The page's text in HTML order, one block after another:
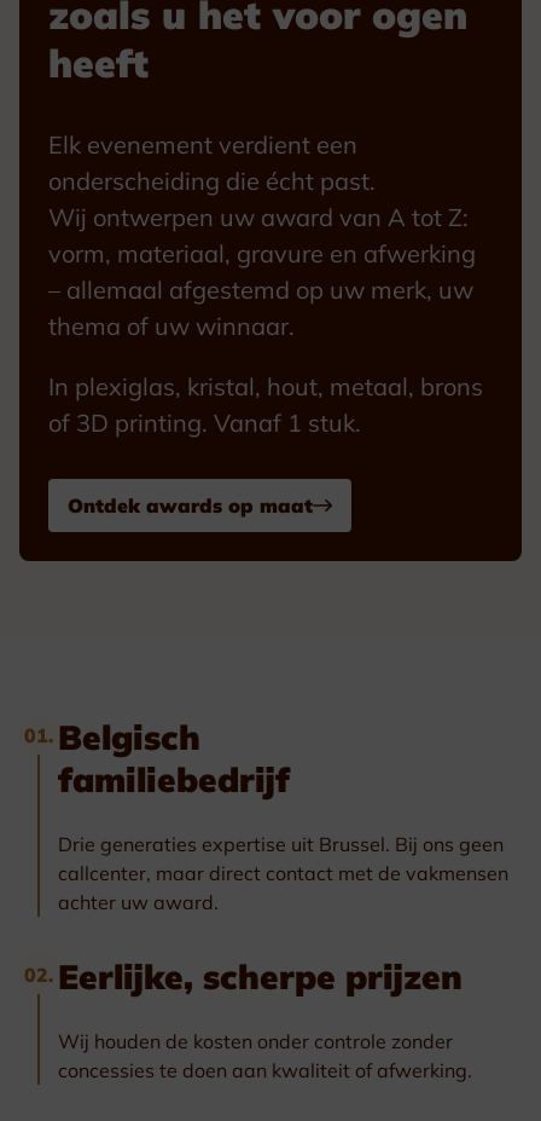
zoals u het voor ogen
heeft
Elk evenement verdient een
onderscheiding die écht past.
Wij ontwerpen uw award van A tot Z:
vorm, materiaal, gravure en afwerking
– allemaal afgestemd op uw merk, uw
thema of uw winnaar.
In plexiglas, kristal, hout, metaal, brons
of 3D printing. Vanaf 1 stuk.
Ontdek awards op maat
01. Belgisch
familiebedrijf
Drie generaties expertise uit Brussel. Bij ons geen
callcenter, maar direct contact met de vakmensen
achter uw award.
02. Eerlijke, scherpe prijzen
Wij houden de kosten onder controle zonder
concessies te doen aan kwaliteit of afwerking.